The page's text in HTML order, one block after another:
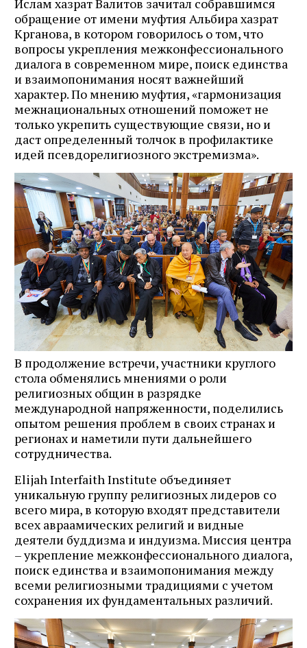
обращение от имени муфтия Альбира хазрат
Крганова, в котором говорилось о том, что
вопросы укрепления межконфессионального
диалога в современном мире, поиск единства
и взаимопонимания носят важнейший
характер. По мнению муфтия, «гармонизация
межнациональных отношений поможет не
только укрепить существующие связи, но и
даст определенный толчок в профилактике
идей псевдорелигиозного экстремизма».
В продолжение встречи, участники круглого
стола обменялись мнениями о роли
религиозных общин в разрядке
международной напряженности, поделились
опытом решения проблем в своих странах и
регионах и наметили пути дальнейшего
сотрудничества.
Elijah Interfaith Institute объединяет
уникальную группу религиозных лидеров со
всего мира, в которую входят представители
всех авраамических религий и видные
деятели буддизма и индуизма. Миссия центра
– укрепление межконфессионального диалога,
поиск единства и взаимопонимания между
всеми религиозными традициями с учетом
сохранения их фундаментальных различий.
Журнал ЛЕХАИМ в вашем
email
Подпишитесь на рассылку журнала ЛЕХАИМ и получайте
самые интересные публикации с сайта по электронной
почте
Подписаться